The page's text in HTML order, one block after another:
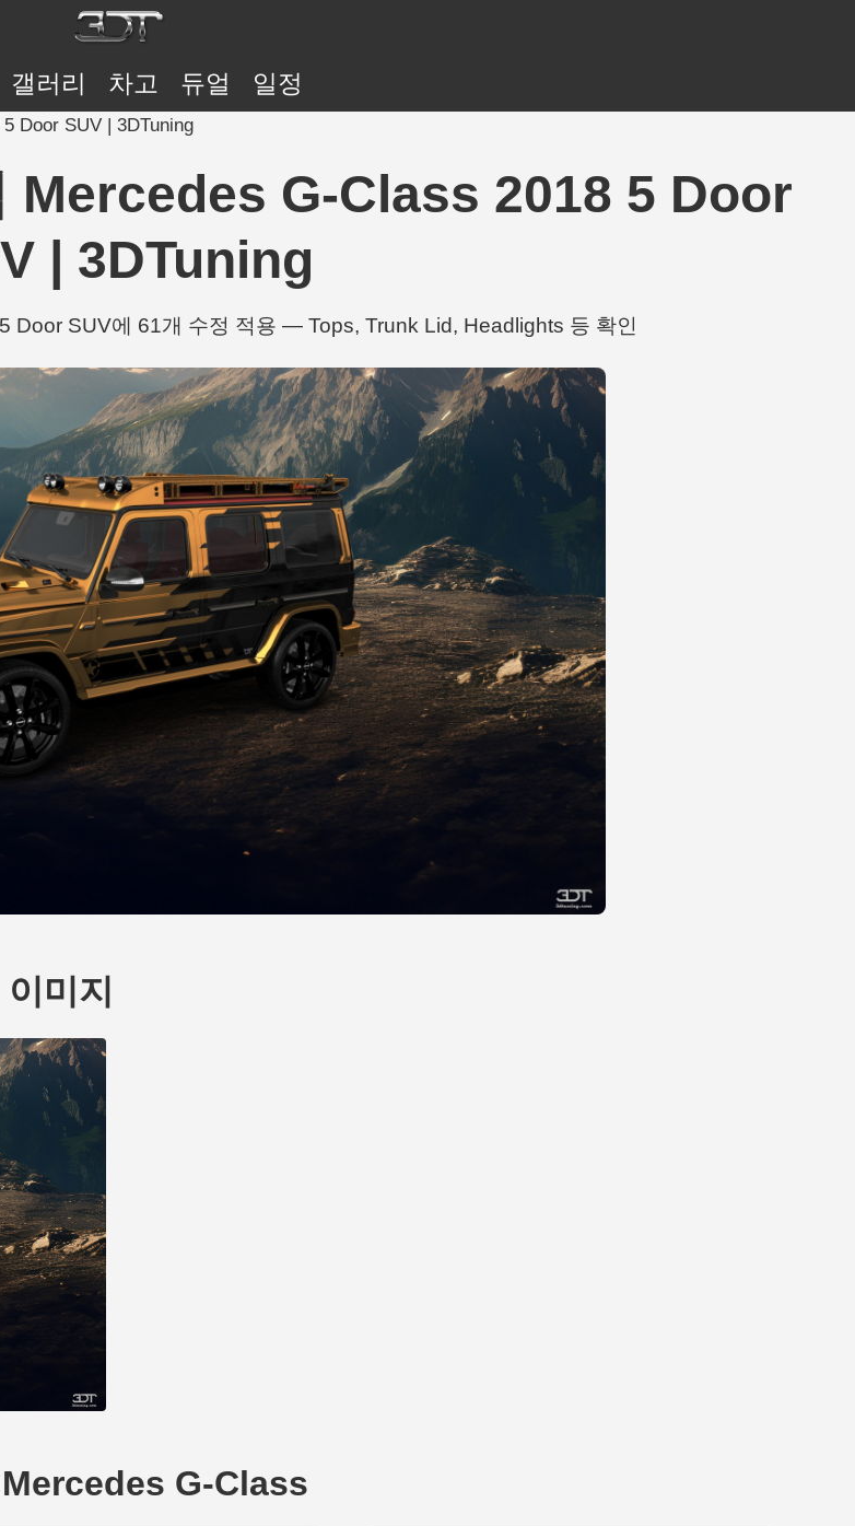
갤러리 차고 듀얼 일정
Door SUV | 3DTuning
Mercedes G-Class 2018 5 Door
| 3DTuning
Door SUV에 61개 수정 적용 — Tops, Trunk Lid, Headlights 등 확인
미지
G-Class